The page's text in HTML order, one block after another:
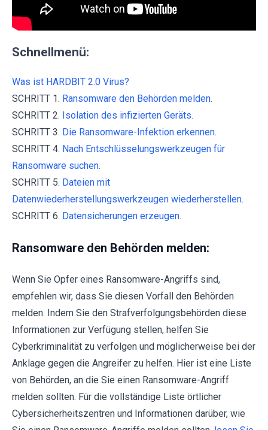
Schnellmenü:
Was ist HARDBIT 2.0 Virus?
SCHRITT 1. Ransomware den Behörden melden.
SCHRITT 2. Isolation des infizierten Geräts.
SCHRITT 3. Die Ransomware-Infektion erkennen.
SCHRITT 4. Nach Entschlüsselungswerkzeugen für
Ransomware suchen.
SCHRITT 5. Dateien mit
Datenwiederherstellungswerkzeugen wiederherstellen.
SCHRITT 6. Datensicherungen erzeugen.
Ransomware den Behörden melden:
Wenn Sie Opfer eines Ransomware-Angriffs sind,
empfehlen wir, dass Sie diesen Vorfall den Behörden
melden. Indem Sie den Strafverfolgungsbehörden diese
Informationen zur Verfügung stellen, helfen Sie
Cyberkriminalität zu verfolgen und möglicherweise bei der
Anklage gegen die Angreifer zu helfen. Hier ist eine Liste
von Behörden, an die Sie einen Ransomware-Angriff
melden sollten. Für die vollständige Liste örtlicher
Cybersicherheitszentren und Informationen darüber, wie